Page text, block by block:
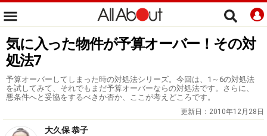
気に入った物件が予算オーバー！その対
処法7
予算オーバーしてしまった時の対処法シリーズ。今回は、1～6の対処法
を試してみて、それでもまだ予算オーバーならの対処法です。さらに、
悪条件へと妥協をするべきか否か、ここが考えどころです。
更新日： 2010年12月28日
大久保 恭子